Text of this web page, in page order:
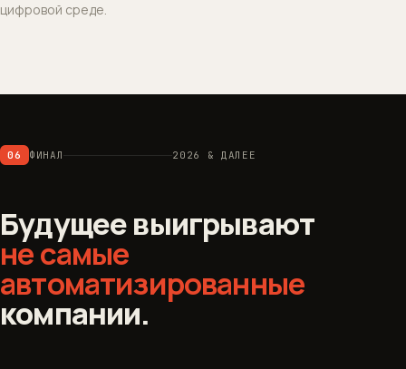
цифровой среде.
06 ФИНАЛ 2026 & ДАЛЕЕ
Будущее выигрывают
не самые
автоматизированные
компании.